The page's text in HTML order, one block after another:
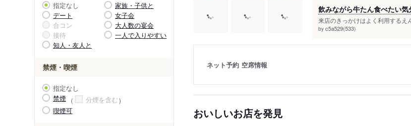
指定なし
家族・子供と
デート
女子会
合コン
大人数の宴会
接待
一人で入りやすい
知人・友人と
禁煙・喫煙
指定なし
禁煙
分煙を含む
喫煙可
飲みながら牛たん食べたい気
来店のきっかけはよく利用するえ
by c5a529(533)
ネット予約 空席情報
おいしいお店を発見